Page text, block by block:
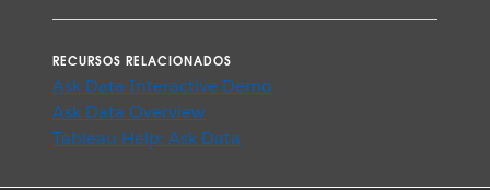
RECURSOS RELACIONADOS
Ask Data Interactive Demo
Ask Data Overview
Tableau Help: Ask Data